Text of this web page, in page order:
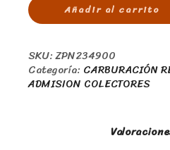
Añadir al carrito
SKU:ZPN234900
Categoría: CARBURACIÓN
ADMISION COLECTORES